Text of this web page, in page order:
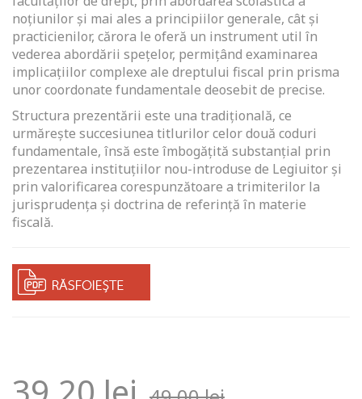
noţiunilor şi mai ales a principiilor generale, cât şi
practicienilor, cărora le oferă un instrument util în
vederea abordării speţelor, permiţând examinarea
implicaţiilor complexe ale dreptului fiscal prin prisma
unor coordonate fundamentale deosebit de precise.
Structura prezentării este una tradiţională, ce
urmăreşte succesiunea titlurilor celor două coduri
fundamentale, însă este îmbogăţită substanţial prin
prezentarea instituţiilor nou-introduse de Legiuitor şi
prin valorificarea corespunzătoare a trimiterilor la
jurisprudenţa şi doctrina de referinţă în materie
fiscală.